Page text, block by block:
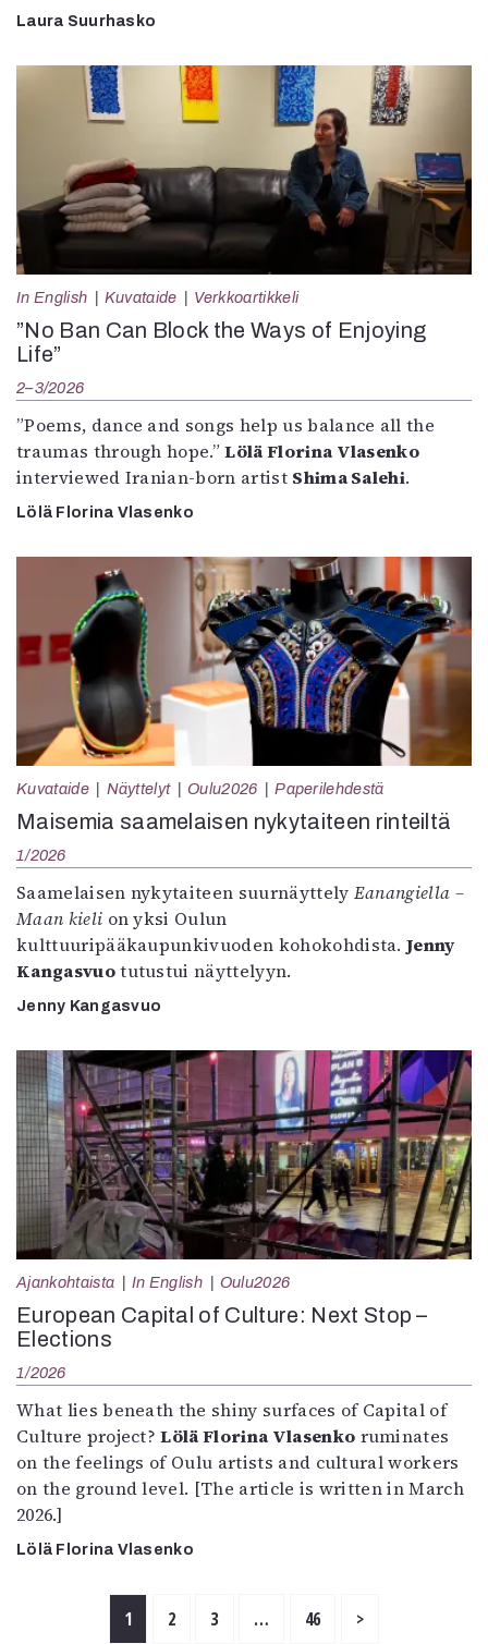
Laura Suurhasko
In English Kuvataide Verkkoartikkeli
”No Ban Can Block the Ways of Enjoying
Life”
2–3/2026
”Poems, dance and songs help us balance all the
traumas through hope.”Lölä Florina Vlasenko
interviewed Iranian-born artist Shima Salehi.
Lölä Florina Vlasenko
Kuvataide Näyttelyt Oulu2026 Paperilehdestä
Maisemia saamelaisen nykytaiteen rinteiltä
1/2026
Saamelaisen nykytaiteen suurnäyttely Eanangiella –
Maan kieli on yksi Oulun
kulttuuripääkaupunkivuoden kohokohdista.Jenny
Kangasvuotutustui näyttelyyn.
Jenny Kangasvuo
Ajankohtaista In English Oulu2026
European Capital of Culture: Next Stop –
Elections
1/2026
What lies beneath the shiny surfaces of Capital of
Culture project?Lölä Florina Vlasenko ruminates
on the feelings of Oulu artists and cultural workers
on the ground level. [The article is written in March
2026.]
Lölä Florina Vlasenko
1 2 3 … 46 >